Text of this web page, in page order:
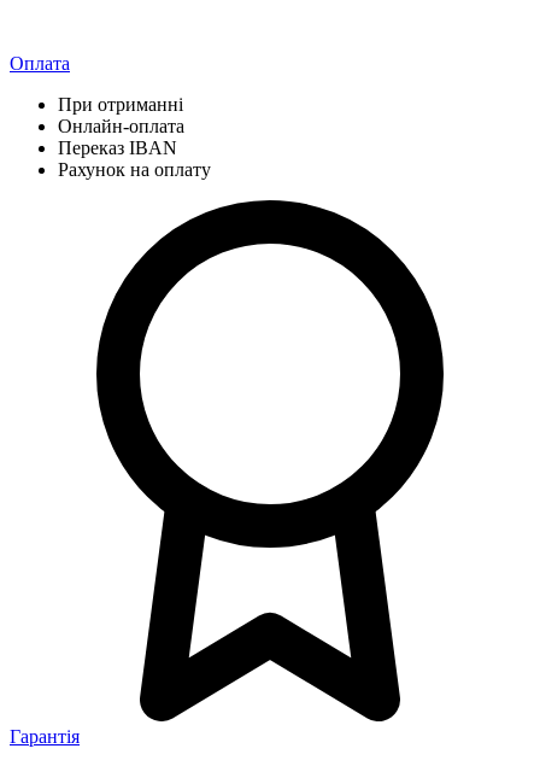
Оплата
При отриманні
Онлайн-оплата
Переказ IBAN
Рахунок на оплату
Гарантія